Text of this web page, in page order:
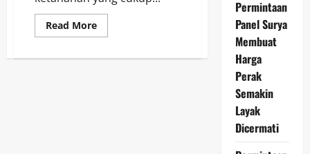
Read MoreRead
more
Emas
Permintaan
Panel Surya
Membuat
Harga
Perak
Semakin
Layak
Dicermati